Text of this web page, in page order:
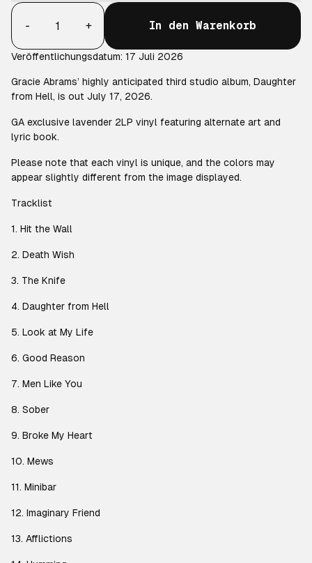
Anzahl
-
+ In den Warenkorb
Veröffentlichungsdatum: 17 Juli 2026
Gracie Abrams’ highly anticipated third studio album, Daughter
from Hell, is out July 17, 2026.
GA exclusive lavender 2LP vinyl featuring alternate art and
lyric book.
Please note that each vinyl is unique, and the colors may
appear slightly different from the image displayed.
Tracklist
1. Hit the Wall
2. Death Wish
3. The Knife
4. Daughter from Hell
5. Look at My Life
6. Good Reason
7. Men Like You
8. Sober
9. Broke My Heart
10. Mews
11. Minibar
12. Imaginary Friend
13. Afflictions